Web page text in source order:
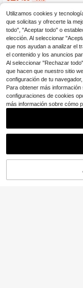
n bolsillos, detalles de
allera, tela sin elasticidad
Jeans de mezclilla
$22.95 -9%
Utilizamos cookies y
que solicitas y ofrecerte la
todo", "Aceptar todo" o
elección. Al seleccionar
que nos ayudan a analizar el
el contenido y los anuncios
Al seleccionar "Rechazar
que hacen que nuestro sitio
configuración de tu
Para obtener más
configuraciones de cookies
más información sobre cómo